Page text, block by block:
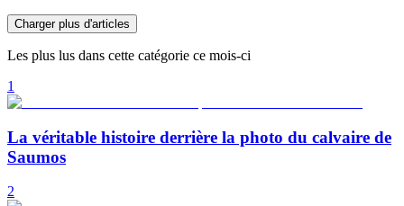
Charger plus d'articles
Les plus lus dans cette catégorie ce mois-ci
1
La véritable histoire derrière la photo du calvaire de
Saumos
2